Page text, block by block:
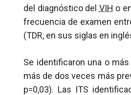
del diagnóstico del VIH o
frecuencia de examen
(TDR, en sus siglas en
Se identificaron una o
más de dos veces más
p=0,03). Las ITS